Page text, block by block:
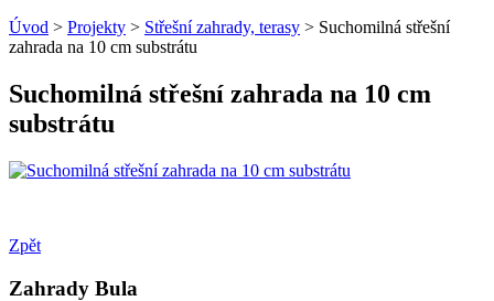
Úvod > Projekty > Střešní zahrady, terasy > Suchomilná střešní
zahrada na 10 cm substrátu
Suchomilná střešní zahrada na 10 cm
substrátu
Zpět
Zahrady Bula